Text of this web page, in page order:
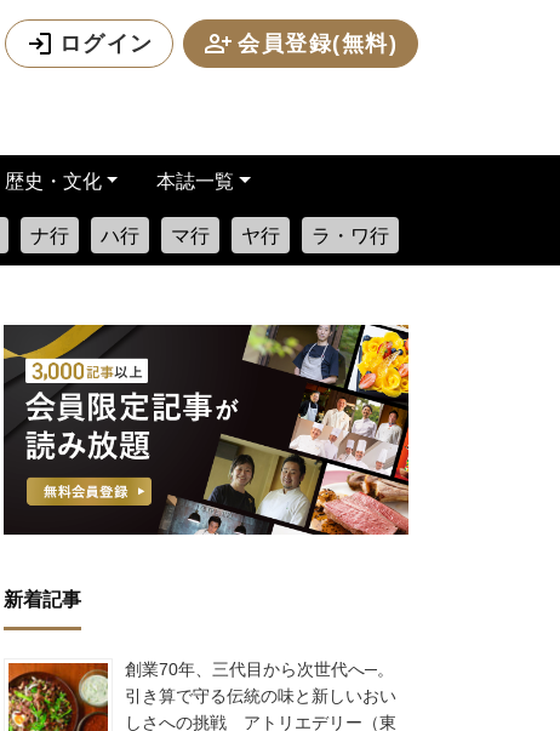
ログイン 会員登録(無料)
歴史・文化 本誌一覧
ナ行 ハ行 マ行 ヤ行 ラ・ワ行
新着記事
創業70年、三代目から次世代へ─。
引き算で守る伝統の味と新しいおい
しさへの挑戦 アトリエデリー（東